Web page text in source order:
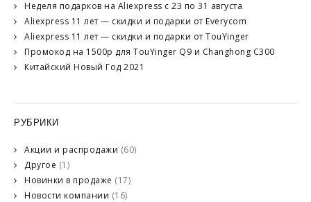
Неделя подарков на Aliexpress с 23 по 31 августа
Aliexpress 11 лет — скидки и подарки от Everycom
Aliexpress 11 лет — скидки и подарки от TouYinger
Промокод на 1500р для TouYinger Q9 и Changhong C300
Китайский Новый Год 2021
РУБРИКИ
Акции и распродажи (60)
Другое (1)
Новинки в продаже (17)
Новости компании (16)